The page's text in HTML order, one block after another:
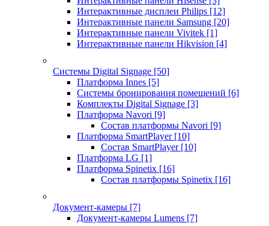
Интерактивные дисплеи Philips [12]
Интерактивные панели Samsung [20]
Интерактивные панели Vivitek [1]
Интерактивные панели Hikvision [4]
Системы Digital Signage [50]
Платформа Innes [5]
Системы бронирования помещений [6]
Комплекты Digital Signage [3]
Платформа Navori [9]
Состав платформы Navori [9]
Платформа SmartPlayer [10]
Состав SmartPlayer [10]
Платформа LG [1]
Платформа Spinetix [16]
Состав платформы Spinetix [16]
Документ-камеры [7]
Документ-камеры Lumens [7]